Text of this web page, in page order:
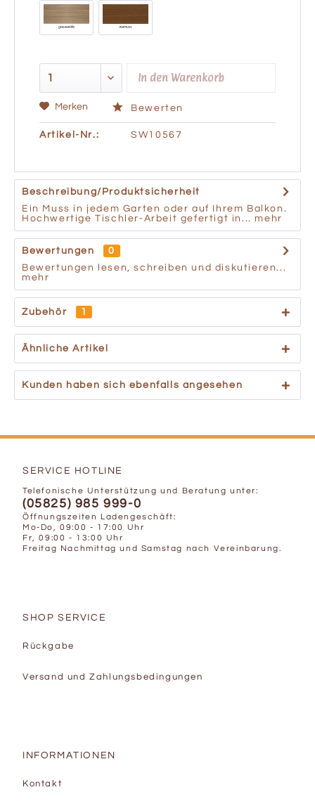
In den Warenkorb
Merken Bewerten
Artikel-Nr.: SW10567
Beschreibung/Produktsicherheit
Ein Muss in jedem Garten oder auf Ihrem Balkon.
Hochwertige Tischler-Arbeit gefertigt in... mehr
Bewertungen
0
Bewertungen lesen, schreiben und diskutieren...
mehr
Zubehör 1
Ähnliche Artikel
Kunden haben sich ebenfalls angesehen
SERVICE HOTLINE
Telefonische Unterstützung und Beratung unter:
(05825) 985 999-0
Öffnungszeiten Ladengeschäft:
Mo-Do, 09:00 - 17:00 Uhr
Fr, 09:00 - 13:00 Uhr
Freitag Nachmittag und Samstag nach Vereinbarung.
SHOP SERVICE
Rückgabe
Versand und Zahlungsbedingungen
INFORMATIONEN
Kontakt